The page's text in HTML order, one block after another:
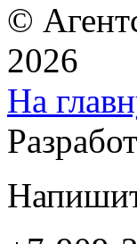
©
2026
На